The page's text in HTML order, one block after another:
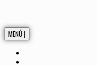
MENÚ |